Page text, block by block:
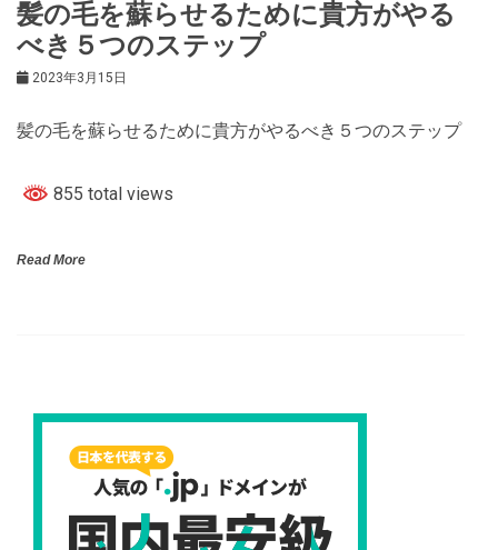
髪の毛を蘇らせるために貴方がやる
べき５つのステップ
2023年3月15日
髪の毛を蘇らせるために貴方がやるべき５つのステップ
855 total views
Read More